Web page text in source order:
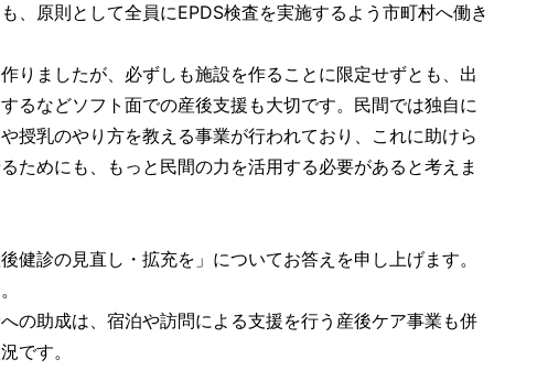
、原則として全員にEPDS検査を実施するよう市町村へ働き
ましたが、必ずしも施設を作ることに限定せずとも、出
るなどソフト面での産後支援も大切です。民間では独自に
授乳のやり方を教える事業が行われており、これに助けら
ためにも、もっと民間の力を活用する必要があると考えま
診の見直し・拡充を」についてお答えを申し上げます。
の助成は、宿泊や訪問による支援を行う産後ケア事業も併
です。